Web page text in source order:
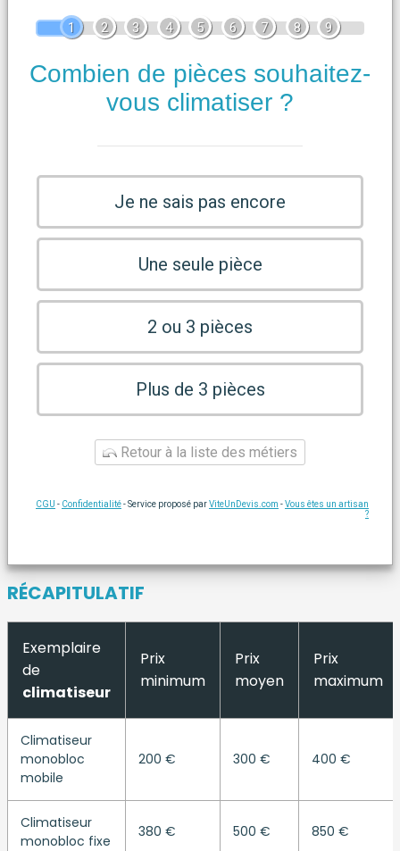
1 2 3 4 5 6 7 8 9
Combien de pièces souhaitez-
vous climatiser ?
Je ne sais pas encore
Une seule pièce
2 ou 3 pièces
Plus de 3 pièces
Retour à la liste des métiers
CGU - Confidentialité- Service proposé parViteUnDevis.com -Vous êtes un artisan
?
RÉCAPITULATIF
Exemplaire
de
climatiseur
Prix
minimum
Prix
moyen
Prix
maximum
Climatiseur
monobloc
mobile
200 € 300 € 400 €
Climatiseur
monobloc fixe
380 € 500 € 850 €